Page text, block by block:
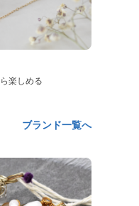
楽しめる
ブランド一覧へ